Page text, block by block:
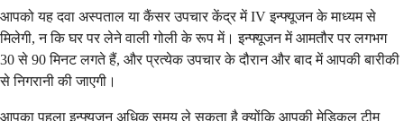
आपको यह दवा अस्पताल या कैंसर उपचार केंद्र में IV इन्फ्यूजन के माध्यम से
मिलेगी, न कि घर पर लेने वाली गोली के रूप में। इन्फ्यूजन में आमतौर पर लगभग
30 से 90 मिनट लगते हैं, और प्रत्येक उपचार के दौरान और बाद में आपकी बारीकी
से निगरानी की जाएगी।
आपका पहला इन्फ्यूजन अधिक समय ले सकता है क्योंकि आपकी मेडिकल टीम